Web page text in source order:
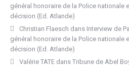
général honoraire de la Police nationale
décision (Ed. Atlande)
Christian Flaesch dans Interview de
général honoraire de la Police nationale
décision (Ed. Atlande)
Valérie TATE dans Tribune de Abel